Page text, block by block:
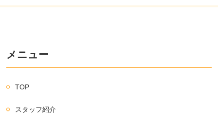
メニュー
TOP
スタッフ紹介